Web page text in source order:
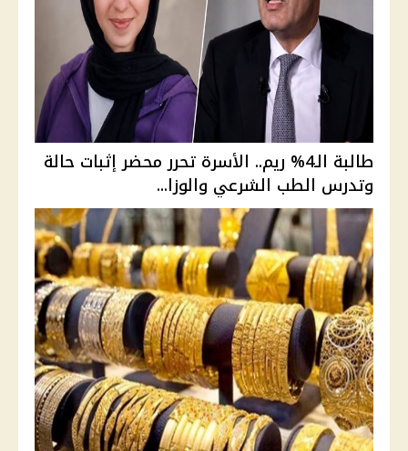
طالبة الـ4% ريم.. الأسرة تحرر محضر إثبات حالة
وتدرس الطب الشرعي والوزا...